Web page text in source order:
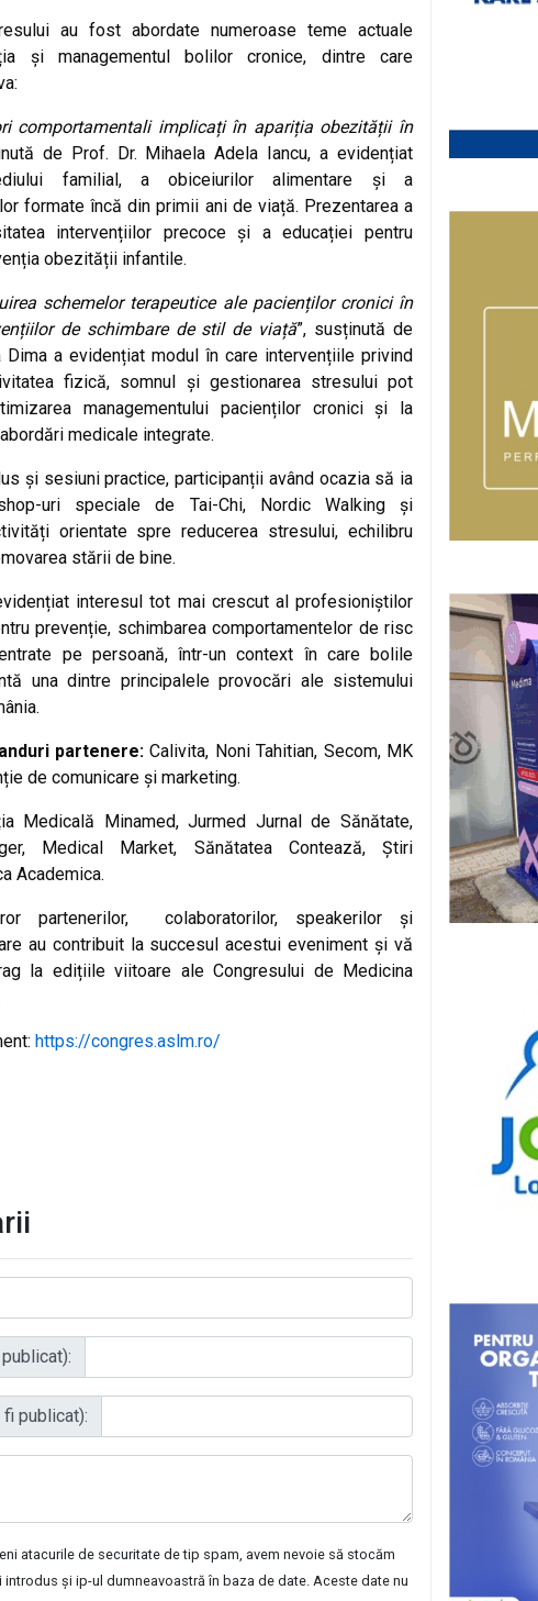
au fost abordate numeroase teme actuale
și managementul bolilor cronice, dintre care
comportamentali implicați în apariția obezității în
de Prof. Dr. Mihaela Adela Iancu, a evidențiat
familial, a obiceiurilor alimentare și a
formate încă din primii ani de viață. Prezentarea a
intervențiilor precoce și a educației pentru
obezității infantile.
schemelor terapeutice ale pacienților cronici în
de schimbare de stil de viață”, susținută de
Dima a evidențiat modul în care intervențiile privind
fizică, somnul și gestionarea stresului pot
managementului pacienților cronici și la
medicale integrate.
și sesiuni practice, participanții având ocazia să ia
uri speciale de Tai-Chi, Nordic Walking și
orientate spre reducerea stresului, echilibru
stării de bine.
interesul tot mai crescut al profesioniștilor
prevenție, schimbarea comportamentelor de risc
pe persoană, într-un context în care bolile
una dintre principalele provocări ale sistemului
partenere: Calivita, Noni Tahitian, Secom, MK
de comunicare și marketing.
Medicală Minamed, Jurmed Jurnal de Sănătate,
Medical Market, Sănătatea Contează, Știri
Academica.
partenerilor,
colaboratorilor, speakerilor și
au contribuit la succesul acestui eveniment și vă
la edițiile viitoare ale Congresului de Medicina
https://congres.aslm.ro/
publicat):
atacurile de securitate de tip spam, avem nevoie să stocăm
introdus și ip-ul dumneavoastră în baza de date. Aceste date nu